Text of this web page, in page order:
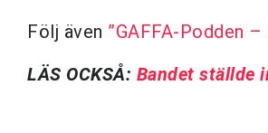
Följ även ”GAFFA-Podden
LÄS OCKSÅ: Bandet ställde